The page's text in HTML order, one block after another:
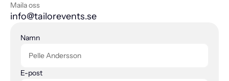
Maila oss
info@tailorevents.se
Namn
E-post